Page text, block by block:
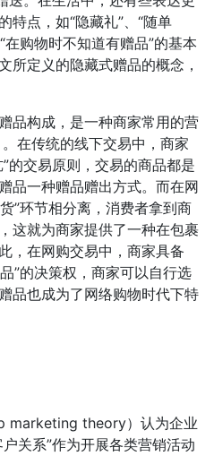
特点，如“隐藏礼”、“随单
在购物时不知道有赠品”的基本
所定义的隐藏式赠品的概念，
品构成，是一种商家常用的营
在传统的线下交易中，商家
的交易原则，交易的商品都是
品一种赠品赠出方式。而在网
”环节相分离，消费者拿到商
这就为商家提供了一种在包裹
，在网购交易中，商家具备
”的决策权，商家可以自行选
品也成为了网络购物时代下特
marketing theory）认为企业
关系”作为开展各类营销活动